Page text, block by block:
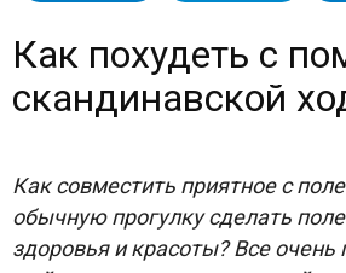
Как похудеть с
скандинавской
Как совместить приятное с
обычную прогулку сделать
здоровья и красоты? Все очень